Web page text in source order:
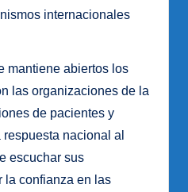
internacionales
mantiene abiertos los
las organizaciones de la
de pacientes y
nacional al
escuchar sus
la confianza en las